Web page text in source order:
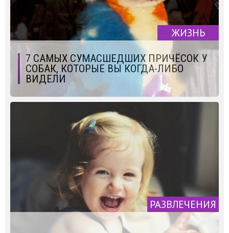
ЖИЗНЬ
7 САМЫХ СУМАСШЕДШИХ ПРИЧЁСОК У
СОБАК, КОТОРЫЕ ВЫ КОГДА-ЛИБО
ВИДЕЛИ
РАЗВЛЕЧЕНИЯ